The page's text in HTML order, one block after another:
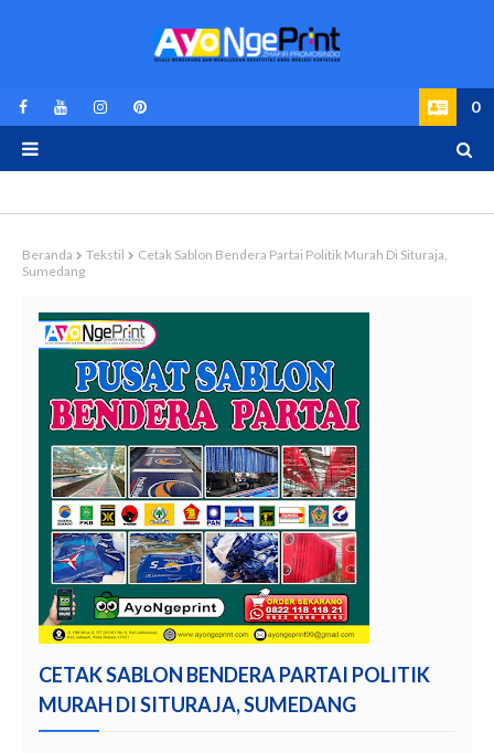
0
Beranda Tekstil
Cetak Sablon Bendera Partai Politik Murah Di Situraja,
Sumedang
CETAK SABLON BENDERA PARTAI POLITIK
MURAH DI SITURAJA, SUMEDANG